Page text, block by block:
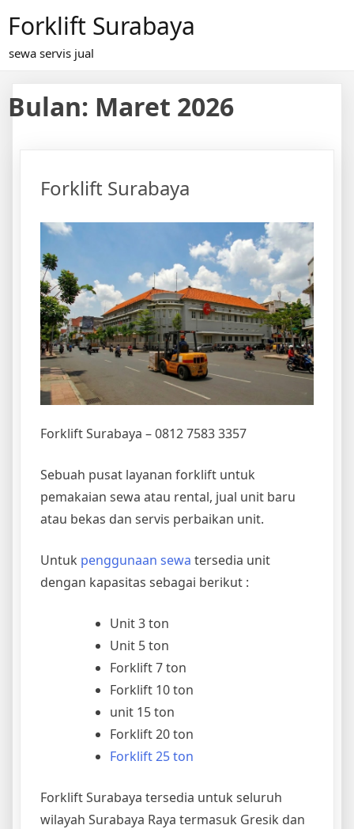
Forklift Surabaya
sewa servis jual
Bulan: Maret 2026
Forklift Surabaya
Forklift Surabaya – 0812 7583 3357
Sebuah pusat layanan forklift untuk
pemakaian sewa atau rental, jual unit baru
atau bekas dan servis perbaikan unit.
Untuk penggunaan sewa tersedia unit
dengan kapasitas sebagai berikut :
Unit 3 ton
Unit 5 ton
Forklift 7 ton
Forklift 10 ton
unit 15 ton
Forklift 20 ton
Forklift 25 ton
Forklift Surabaya tersedia untuk seluruh
wilayah Surabaya Raya termasuk Gresik dan